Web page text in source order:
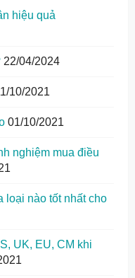
hiệu quả
22/04/2024
10/2021
01/10/2021
nghiệm mua điều
loại nào tốt nhất cho
UK, EU, CM khi